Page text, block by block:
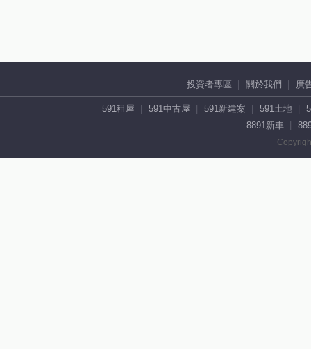
投資者專區 關於我們 廣
591租屋 591中古屋 591新建案 591土地
8891新車